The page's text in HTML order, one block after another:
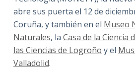
abre sus puerta el 12 de
Coruña, y también en el Museo
Naturales, la Casa de la Ciencia
las Ciencias de Logroño y el
Valladolid.